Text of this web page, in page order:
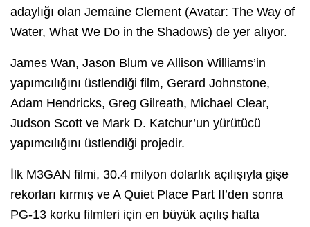
adaylığı olan Jemaine Clement (Avatar: The Way of
Water, What We Do in the Shadows) de yer alıyor.
James Wan, Jason Blum ve Allison Williams’in
yapımcılığını üstlendiği film, Gerard Johnstone,
Adam Hendricks, Greg Gilreath, Michael Clear,
Judson Scott ve Mark D. Katchur’un yürütücü
yapımcılığını üstlendiği projedir.
İlk M3GAN filmi, 30.4 milyon dolarlık açılışıyla gişe
rekorları kırmış ve A Quiet Place Part II’den sonra
PG-13 korku filmleri için en büyük açılış hafta